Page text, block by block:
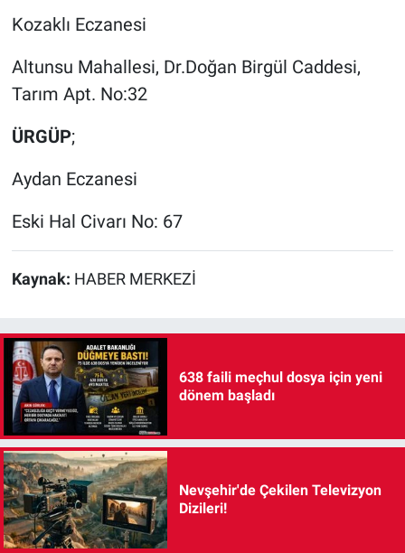
Kozaklı Eczanesi
Altunsu Mahallesi, Dr.Doğan Birgül Caddesi,
Tarım Apt. No:32
ÜRGÜP;
Aydan Eczanesi
Eski Hal Civarı No: 67
Kaynak: HABER MERKEZİ
638 faili meçhul dosya için yeni
dönem başladı
Nevşehir'de Çekilen Televizyon
Dizileri!